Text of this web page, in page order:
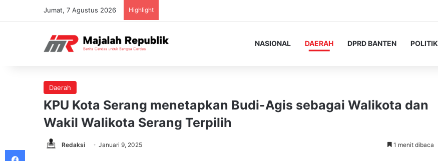
Jumat, 7 Agustus 2026 Highlight
NASIONAL DAERAH DPRD BANTEN POLITIK
Daerah
KPU Kota Serang menetapkan Budi-Agis sebagai Walikota dan
Wakil Walikota Serang Terpilih
Redaksi Januari 9, 2025 1 menit dibaca
Facebook